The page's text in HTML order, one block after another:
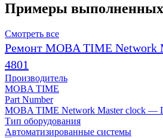
Примеры выполненных
Смотреть все
Ремонт MOBA TIME Network
4801
Производитель
MOBA TIME
Part Number
MOBA TIME Network Master clock —
Тип оборудования
Автоматизированные системы